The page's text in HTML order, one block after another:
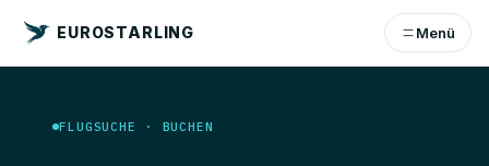
EUROSTARLING Menü
FLUGSUCHE · BUCHEN